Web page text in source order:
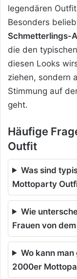
legendären
Besonders
Schmetterlings-
die den
diesen Looks
ziehen, sondern
Stimmung auf
geht.
Häufige
Outfit
Was sind
Mottoparty
Wie
Frauen von
Wo kann
2000er